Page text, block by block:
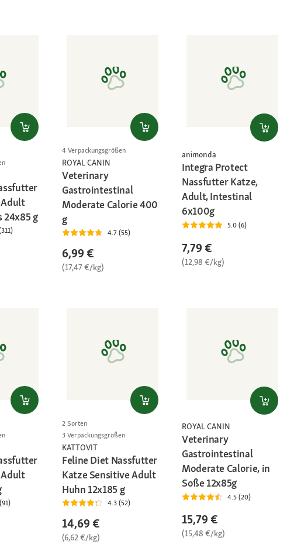
24x85 g
4 Verpackungsgrößen
ROYAL CANIN
Veterinary
Gastrointestinal
Moderate Calorie 400
g
4.7 (55)
6,99 €
(17,47 €/kg)
animonda
Integra Protect
Nassfutter Katze,
Adult, Intestinal
6x100g
5.0 (6)
7,79 €
(12,98 €/kg)
2 Sorten
3 Verpackungsgrößen
KATTOVIT
Feline Diet Nassfutter
Katze Sensitive Adult
Huhn 12x185 g
4.3 (52)
14,69 €
(6,62 €/kg)
ROYAL CANIN
Veterinary
Gastrointestinal
Moderate Calorie, in
Soße 12x85g
4.5 (20)
15,79 €
(15,48 €/kg)